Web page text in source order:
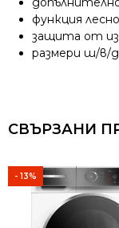
функция
защита от
размери ш/в/
СВЪРЗАНИ
- 13%